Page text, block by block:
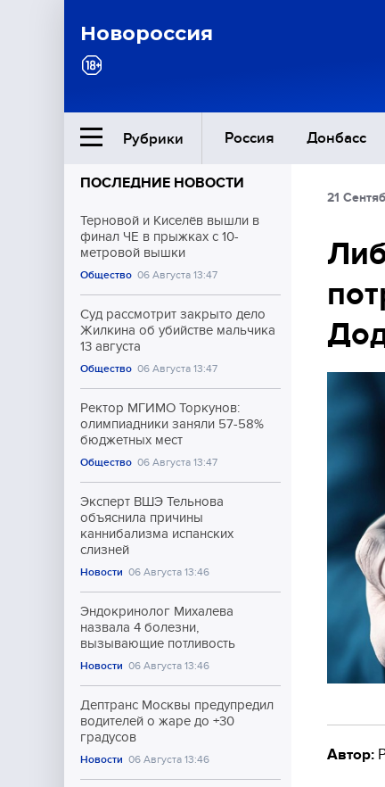
Новороссия
Рубрики Россия Донбасс
Ближний Восток
Общество
Культура
ПОСЛЕДНИЕ НОВОСТИ
Терновой и Киселёв вышли в
финал ЧЕ в прыжках с 10-
метровой вышки
Общество 06 Августа 13:47
Суд рассмотрит закрыто дело
Жилкина об убийстве мальчика
13 августа
Общество 06 Августа 13:47
Ректор МГИМО Торкунов:
олимпиадники заняли 57-58%
бюджетных мест
Общество 06 Августа 13:47
Эксперт ВШЭ Тельнова
объяснила причины
каннибализма испанских
слизней
Новости 06 Августа 13:46
Эндокринолог Михалева
назвала 4 болезни,
вызывающие потливость
Новости 06 Августа 13:46
Дептранс Москвы предупредил
водителей о жаре до +30
градусов
Новости 06 Августа 13:46
21
Автор: